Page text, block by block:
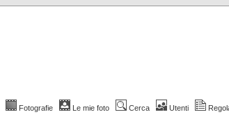
Fotografie Le mie foto Cerca Utenti